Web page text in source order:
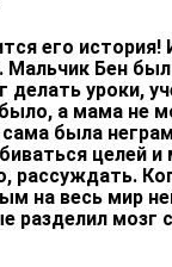
его история!
Мальчик Бен
делать уроки,
а мама не
была
целей
рассуждать.
на весь мир
разделил мозг